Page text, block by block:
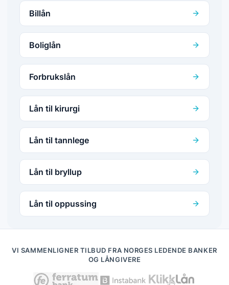
Billån
Boliglån
Forbrukslån
Lån til kirurgi
Lån til tannlege
Lån til bryllup
Lån til oppussing
VI SAMMENLIGNER TILBUD FRA NORGES LEDENDE BANKER
OG LÅNGIVERE